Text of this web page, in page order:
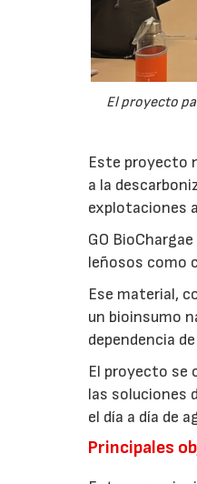
El proyecto
Este proyecto
a la
explotaciones
GO
leñosos como
Ese material,
un bioinsumo
dependencia
El proyecto se
las soluciones
el día a día de
Principales